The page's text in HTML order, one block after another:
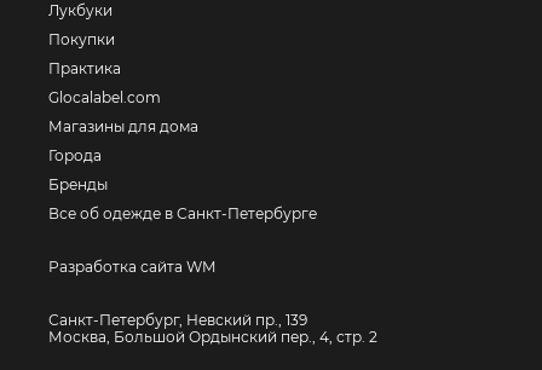
Лукбуки
Покупки
Практика
Glocalabel.com
Магазины для дома
Города
Бренды
Все об одежде в Санкт-Петербурге
Разработка сайта WM
Санкт-Петербург, Невский пр., 139
Москва, Большой Ордынский пер., 4, стр. 2